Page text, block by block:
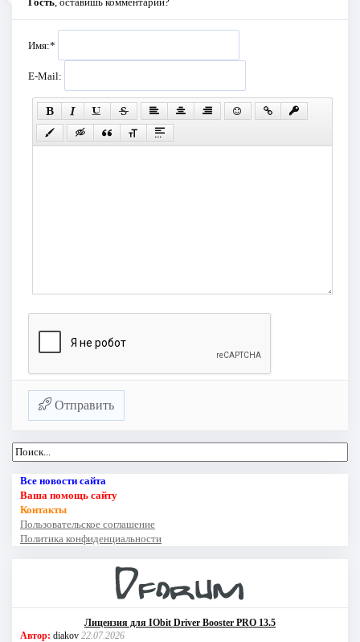
Имя:*
E-Mail:
Отправить
Все новости сайта
Ваша помощь сайту
Контакты
Пользовательское соглашение
Политика конфиденциальности
Лицензия для IObit Driver Booster PRO 13.5
Автор: diakov 22.07.2026